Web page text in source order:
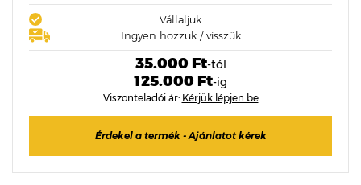
Vállaljuk
Ingyen hozzuk / visszük
35.000 Ft-tól
125.000 Ft-ig
Viszonteladói ár: Kérjük lépjen be
Érdekel a termék - Ajánlatot kérek